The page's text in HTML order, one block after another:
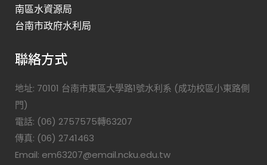
南區水資源局
台南市政府水利局
聯絡方式
地址: 70101 台南市東區大學路1號水利系 (成功校區小東路側
門)
電話: (06) 2757575轉63207
傳真: (06) 2741463
Email: em63207@email.ncku.edu.tw